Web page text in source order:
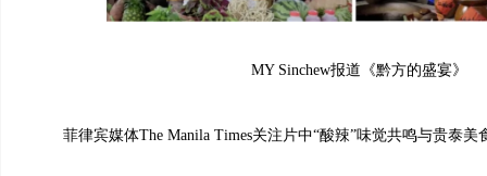
MY Sinchew报道《黔方的盛宴》
菲律宾媒体The Manila Times关注片中“酸辣”味觉共鸣与贵泰美